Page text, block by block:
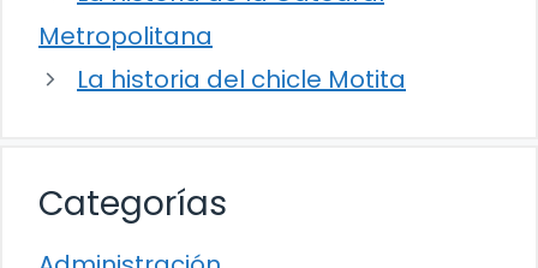
Metropolitana
La historia del chicle Motita
Categorías